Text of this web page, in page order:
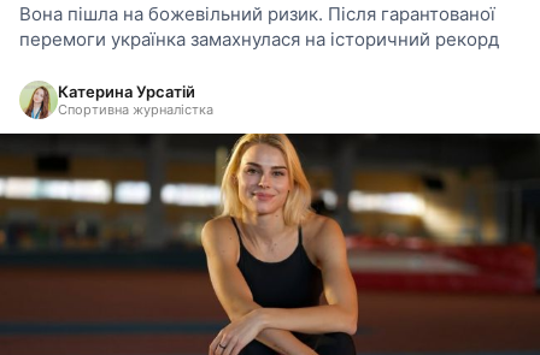
Вона пішла на божевільний ризик. Після гарантованої
перемоги українка замахнулася на історичний рекорд
Катерина Урсатій
Спортивна журналістка